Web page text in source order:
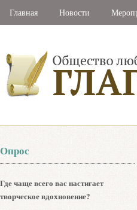
Главная Новости
Опрос
Где чаще всего вас настигает
творческое вдохновение?